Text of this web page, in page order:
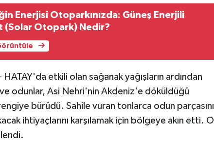
Enerjisi Otoparkınızda: Güneş Enerjili
(Solar Otopark) Nedir?
etkili olan sağanak yağışların ardından
ve odunlar, Asi Nehri'nin Akdeniz'e döküldüğü
bürüdü. Sahile vuran tonlarca odun parçasını
ihtiyaçlarını karşılamak için bölgeye akın etti. O